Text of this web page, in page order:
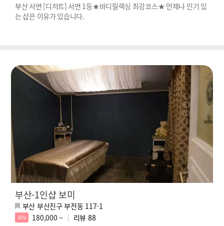
부산 서면 [디저트] 서면 1등★바디릴렉싱 최강코스★ 언제나 인기 있
는 샵은 이유가 있습니다.
부산-1인샵 보미
부산 부산진구 부전동 117-1
6% 180,000 ~ 리뷰 88